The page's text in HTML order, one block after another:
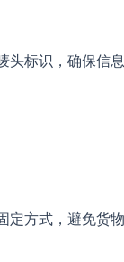
头标识，确保信
定方式，避免货